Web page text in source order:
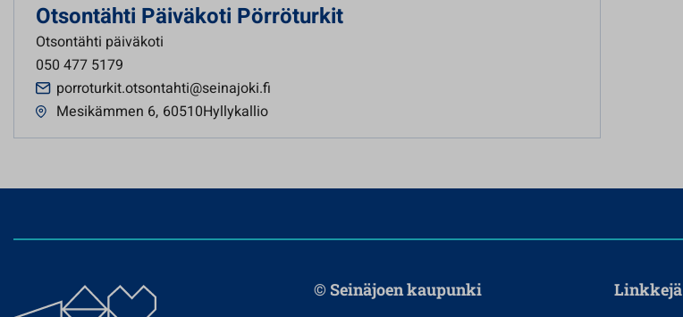
Otsontähti Päiväkoti Pörröturkit
Otsontähti päiväkoti
050 477 5179
porroturkit.otsontahti@seinajoki.fi
Mesikämmen 6, 60510Hyllykallio
© Seinäjoen kaupunki
Linkkejä